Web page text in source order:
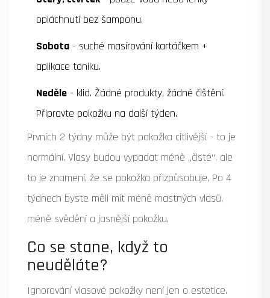
opláchnutí bez šamponu.
Sobota - suché masírování kartáčkem +
aplikace toniku.
Neděle - klid. Žádné produkty, žádné čištění.
Připravte pokožku na další týden.
Prvních 2 týdny může být pokožka citlivější - to je
normální. Vlasy budou vypadat méně „čisté“, ale
to je znamení, že se pokožka přizpůsobuje. Po 4
týdnech byste měli mít méně mastných vlasů,
méně svědění a jasnější pokožku.
Co se stane, když to
neuděláte?
Ignorování vlasové pokožky není jen o estetice.